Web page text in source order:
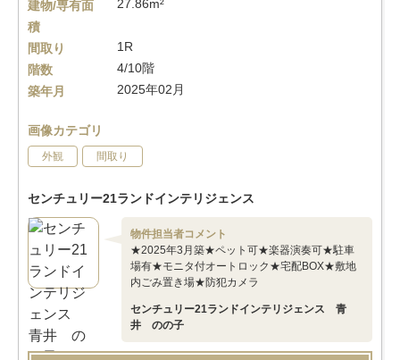
建物/専有面
積
27.86m²
間取り
1R
階数
4/10階
築年月
2025年02月
画像カテゴリ
外観 間取り
センチュリー21ランドインテリジェンス
物件担当者コメント
★2025年3月築★ペット可★楽器演奏可★駐車
場有★モニタ付オートロック★宅配BOX★敷地
内ごみ置き場★防犯カメラ
センチュリー21ランドインテリジェンス 青
井 のの子